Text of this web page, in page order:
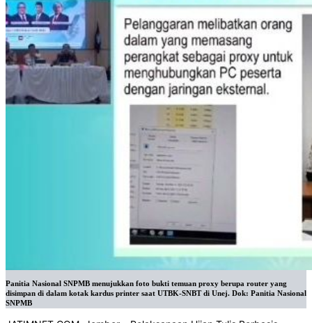
Panitia Nasional SNPMB menujukkan foto bukti temuan proxy berupa router yang
disimpan di dalam kotak kardus printer saat UTBK-SNBT di Unej. Dok: Panitia Nasional
SNPMB